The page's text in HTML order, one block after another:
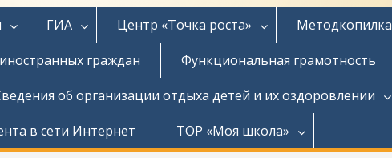
ГИА Центр «Точка роста» Методкопилка
граждан
Функциональная грамотность
об организации отдыха детей и их оздоровлении
в сети Интернет
ТОР «Моя школа»